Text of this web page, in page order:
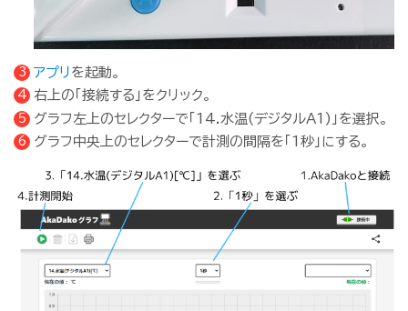
アプリ を起動。
右上の「接続する」をクリック。
グラフ左上のセレクターで「14.水温(デジタルA1)」を選択。
グラフ中央上のセレクターで計測の間隔を「1秒」にする。